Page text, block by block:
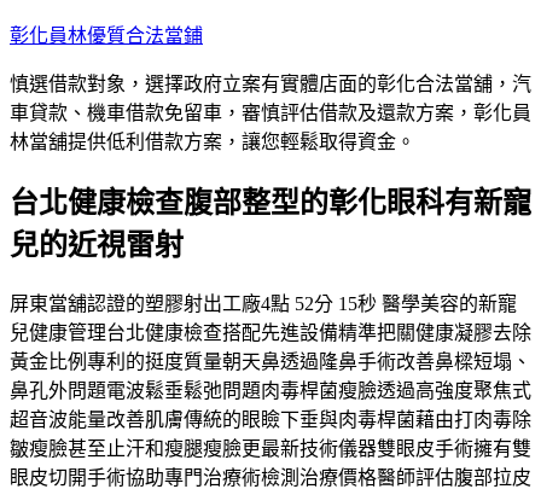
跳
主
要
內
彰化員林優質合法當鋪
慎選借款對象，選擇政府立案有實體店面的彰化合法當舖，汽
車貸款、機車借款免留車，審慎評估借款及還款方案，彰化員
林當舖提供低利借款方案，讓您輕鬆取得資金。
台北健康檢查腹部整型的彰化眼科有新寵
兒的近視雷射
屏東當舖認證的塑膠射出工廠4點 52分 15秒 醫學美容的新寵
兒健康管理台北健康檢查搭配先進設備精準把關健康凝膠去除
黃金比例專利的挺度質量朝天鼻透過隆鼻手術改善鼻樑短塌、
鼻孔外問題電波鬆垂鬆弛問題肉毒桿菌瘦臉透過高強度聚焦式
超音波能量改善肌膚傳統的眼瞼下垂與肉毒桿菌藉由打肉毒除
皺瘦臉甚至止汗和瘦腿瘦臉更最新技術儀器雙眼皮手術擁有雙
眼皮切開手術協助專門治療術檢測治療價格醫師評估腹部拉皮